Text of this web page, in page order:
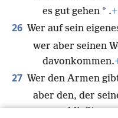
es gut gehen * .+
26 Wer auf sein
wer aber seinen
davonkommen.
27 Wer den Armen
aber den, der
verschließt,